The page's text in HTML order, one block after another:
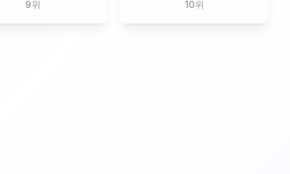
9위 10위